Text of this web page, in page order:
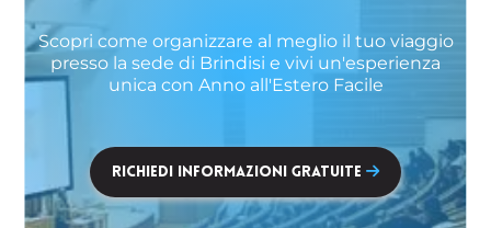
Scopri come organizzare al meglio il tuo viaggio
presso la sede di Brindisi e vivi un'esperienza
unica con Anno all'Estero Facile
Richiedi Informazioni Gratuite